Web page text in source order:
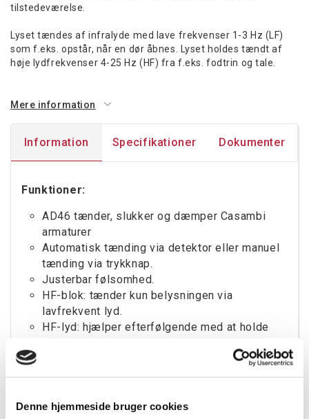
Denne hjemmeside bruger cookies
tilstedeværelse.
Lyset tændes af infralyde med lave frekvenser 1-3 Hz (LF)
som f.eks. opstår, når en dør åbnes. Lyset holdes tændt af
høje lydfrekvenser 4-25 Hz (HF) fra f.eks. fodtrin og tale.
Mere information
Information Specifikationer Dokumenter
Funktioner:
AD46 tænder, slukker og dæmper Casambi
armaturer
Automatisk tænding via detektor eller manuel
tænding via trykknap.
Justerbar følsomhed.
HF-blok: tænder kun belysningen via
lavfrekvent lyd.
HF-lyd: hjælper efterfølgende med at holde
Tekniske specifikationer:
Detekteringsområde: max. rækkevidde 50m i